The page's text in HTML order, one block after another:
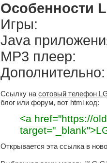
Особенности
Игры:
Java
MP3 плеер:
Дополнительно:
Ссылку на сотовый телефон
блог или форум, вот html код:
<a href="https://
Открывается эта ссылка в